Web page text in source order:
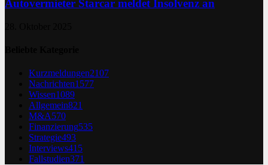
Autovermieter Starcar meldet Insolvenz an
Kurzmeldungen2107
Nachrichten1577
Wissen1089
Allgemein821
M&A570
Finanzierung535
Strategie493
Interviews415
Fallstudien371